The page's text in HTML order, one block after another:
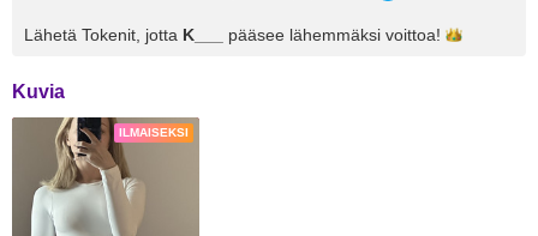
Lähetä Tokenit, jotta K___ pääsee lähemmäksi voittoa!
Kuvia
ILMAISEKSI